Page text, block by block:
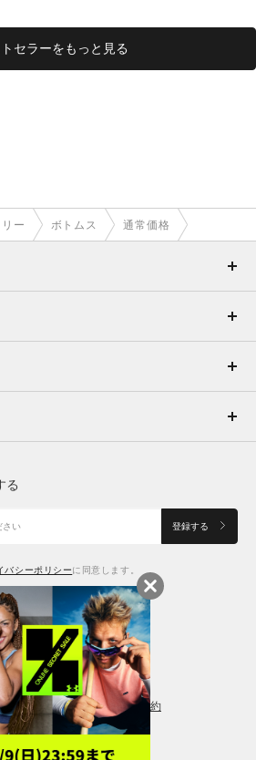
セラーをもっと見る
ー ボトムス 通常価格
る
登録する
バシーポリシーに同意します。
基づく通販の表記 会員規約
ポリシー